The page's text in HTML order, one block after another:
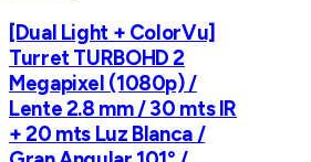
[Dual Light + ColorVu]
Turret TURBOHD 2
Megapixel (1080p) /
Lente 2.8 mm / 30 mts IR
+ 20 mts Luz Blanca /